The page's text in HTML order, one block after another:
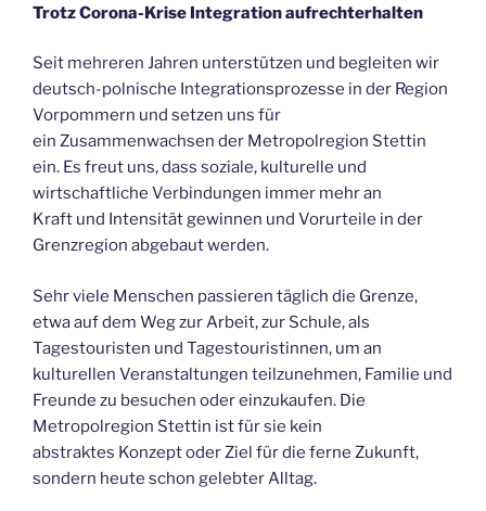
Trotz Corona-Krise Integration aufrechterhalten
Seit mehreren Jahren unterstützen und begleiten wir
deutsch-polnische Integrationsprozesse in der Region
Vorpommern und setzen uns für
ein Zusammenwachsen der Metropolregion Stettin
ein. Es freut uns, dass soziale, kulturelle und
wirtschaftliche Verbindungen immer mehr an
Kraft und Intensität gewinnen und Vorurteile in der
Grenzregion abgebaut werden.
Sehr viele Menschen passieren täglich die Grenze,
etwa auf dem Weg zur Arbeit, zur Schule, als
Tagestouristen und Tagestouristinnen, um an
kulturellen Veranstaltungen teilzunehmen, Familie und
Freunde zu besuchen oder einzukaufen. Die
Metropolregion Stettin ist für sie kein
abstraktes Konzept oder Ziel für die ferne Zukunft,
sondern heute schon gelebter Alltag.